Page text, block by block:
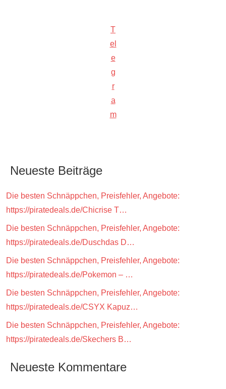
T
el
e
g
r
a
m
Neueste Beiträge
Die besten Schnäppchen, Preisfehler, Angebote:
https://piratedeals.de/Chicrise T…
Die besten Schnäppchen, Preisfehler, Angebote:
https://piratedeals.de/Duschdas D…
Die besten Schnäppchen, Preisfehler, Angebote:
https://piratedeals.de/Pokemon – …
Die besten Schnäppchen, Preisfehler, Angebote:
https://piratedeals.de/CSYX Kapuz…
Die besten Schnäppchen, Preisfehler, Angebote:
https://piratedeals.de/Skechers B…
Neueste Kommentare